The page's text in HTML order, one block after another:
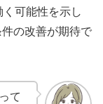
可能性を示し
の改善が期待で
て